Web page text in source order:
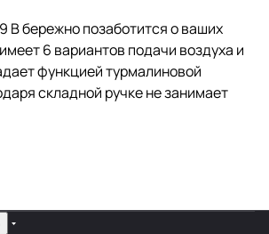
B бережно позаботится о ваших
6 вариантов подачи воздуха и
функцией турмалиновой
складной ручке не занимает